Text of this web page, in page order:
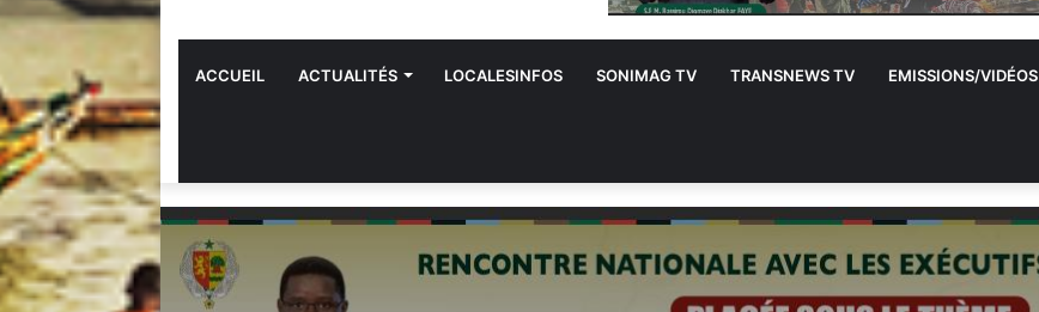
ACCUEIL ACTUALITÉS LOCALESINFOS SONIMAG TV TRANSNEWS TV EMISSIONS/VIDÉOS